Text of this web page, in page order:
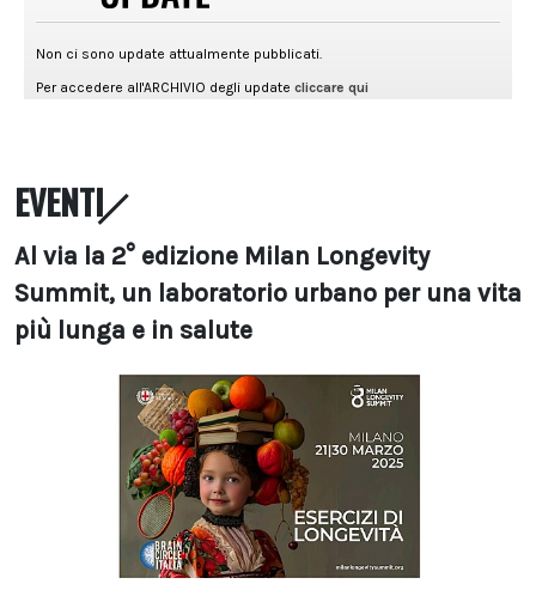
EVENTI
Al via la 2° edizione Milan Longevity
Summit, un laboratorio urbano per una vita
più lunga e in salute